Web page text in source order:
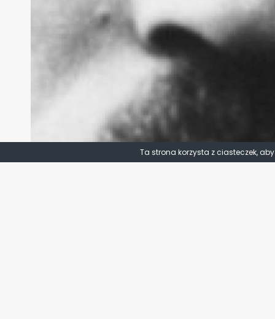
Ta strona korzysta z ciasteczek,